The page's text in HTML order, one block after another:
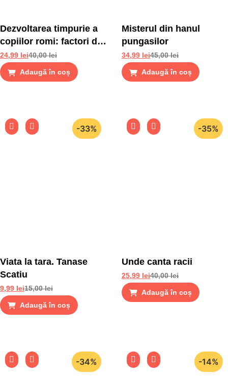
Dezvoltarea timpurie a
copiilor romi: factori de
risc si factori de
protectie
40,00lei
24,99 lei
Adaugă în coș
Misterul din hanul
pungasilor
45,00lei
34,99 lei
Adaugă în coș
-33%
Viata la tara. Tanase
Scatiu
15,00lei
9,99 lei
Adaugă în coș
-35%
Unde canta racii
40,00lei
25,99 lei
Adaugă în coș
-34% -14%